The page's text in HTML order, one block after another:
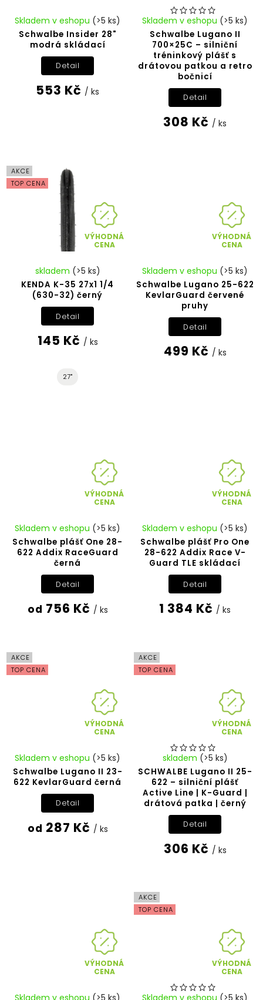
Schwalbe Insider 28"
modrá skládací
Skladem v eshopu (>5 ks)
553 Kč / ks
Detail
Schwalbe Lugano II
700×25C – silniční
tréninkový plášť s
drátovou patkou a retro
bočnicí
Skladem v eshopu (>5 ks)
308 Kč / ks
Detail
AKCE
TOP CENA
VÝHODNÁ
CENA
KENDA K-35 27x1 1/4
(630-32) černý
skladem (>5 ks)
145 Kč / ks
Detail
27"
VÝHODNÁ
CENA
Schwalbe Lugano 25-622
KevlarGuard červené
pruhy
Skladem v eshopu (>5 ks)
499 Kč / ks
Detail
VÝHODNÁ
CENA
Schwalbe plášť One 28-
622 Addix RaceGuard
černá
Skladem v eshopu (>5 ks)
od 756 Kč / ks
Detail
VÝHODNÁ
CENA
Schwalbe plášť Pro One
28-622 Addix Race V-
Guard TLE skládací
Skladem v eshopu (>5 ks)
1 384 Kč / ks
Detail
AKCE
TOP CENA
VÝHODNÁ
CENA
Schwalbe Lugano II 23-
622 KevlarGuard černá
Skladem v eshopu (>5 ks)
od 287 Kč / ks
Detail
AKCE
TOP CENA
VÝHODNÁ
CENA
SCHWALBE Lugano II 25-
622 – silniční plášť
Active Line | K-Guard |
drátová patka | černý
skladem (>5 ks)
306 Kč / ks
Detail
VÝHODNÁ
CENA
Skladem v eshopu (>5 ks)
AKCE
TOP CENA
VÝHODNÁ
CENA
Skladem v eshopu (>5 ks)